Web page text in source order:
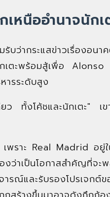
หนืออำนาจนักเ
ากระแสข่าวเรื่องอนา
เตะพร้อมสู้เพื่อ Alonso
ารระดับสูง
ว ทั้งโค้ชและนักเตะ" เ
พราะ Real Madrid อยู่
ว่าเป็นโอกาสสำคัญที่จะ
ารณ์และรับรองโปรเจก